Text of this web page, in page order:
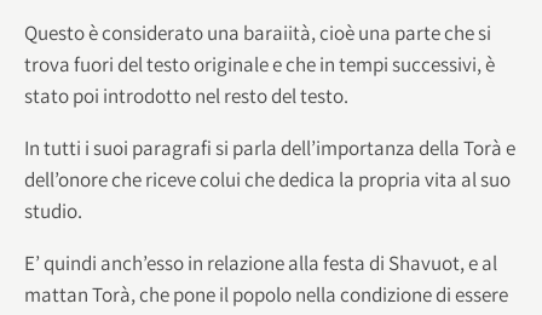
Questo è considerato una baraiità, cioè una parte che si
trova fuori del testo originale e che in tempi successivi, è
stato poi introdotto nel resto del testo.
In tutti i suoi paragrafi si parla dell’importanza della Torà e
dell’onore che riceve colui che dedica la propria vita al suo
studio.
E’ quindi anch’esso in relazione alla festa di Shavuot, e al
mattan Torà, che pone il popolo nella condizione di essere